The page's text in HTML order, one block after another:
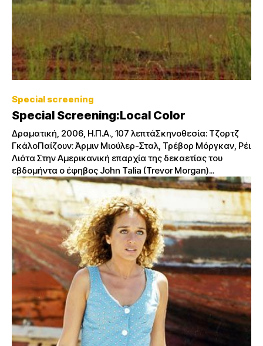
Special screening
Special Screening:Local Color
Δραματική, 2006, Η.Π.Α., 107 λεπτάΣκηνοθεσία: Τζορτζ
ΓκάλοΠαίζουν: Άρμιν Μιούλερ-Σταλ, Τρέβορ Μόργκαν, Ρέι
Λιότα Στην Αμερικανική επαρχία της δεκαετίας του
εβδομήντα ο έφηβος John Talia (Trevor Morgan)...